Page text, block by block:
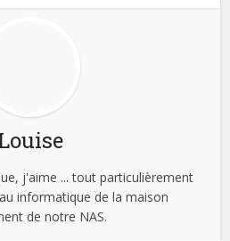
j'aime ... tout particulièrement
informatique de la maison
de notre NAS.